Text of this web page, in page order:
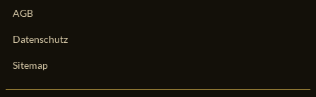
AGB
Datenschutz
Sitemap